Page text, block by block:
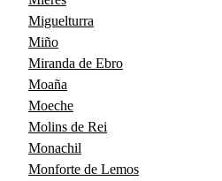
Miguelturra
Miño
Miranda de Ebro
Moaña
Moeche
Molins de Rei
Monachil
Monforte de Lemos